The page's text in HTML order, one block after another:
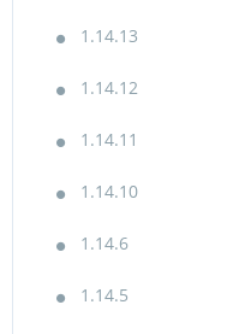
1.14.13
1.14.12
1.14.11
1.14.10
1.14.6
1.14.5